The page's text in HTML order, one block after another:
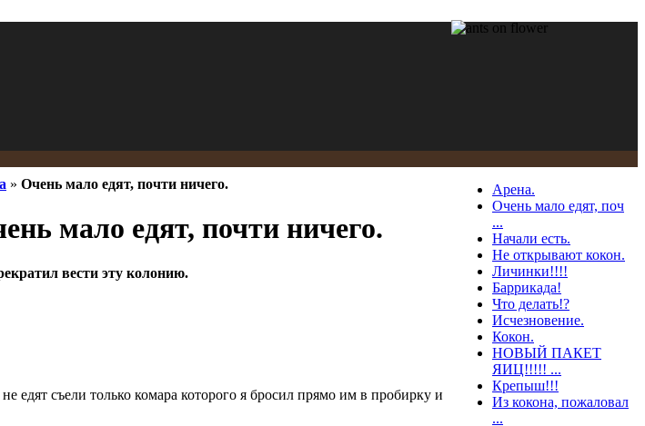
» Очень мало едят, почти ничего.
мало едят, почти ничего.
вести эту колонию.
едят съели только комара которого я бросил прямо им в пробирку и
Арена.
Очень мало едят, поч
...
Начали есть.
Не открывают кокон.
Личинки!!!!
Баррикада!
Что делать!?
Исчезновение.
Кокон.
НОВЫЙ ПАКЕТ
ЯИЦ!!!!! ...
Крепыш!!!
Из кокона, пожаловал
...